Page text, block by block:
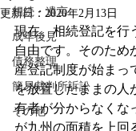
相続・遺言
成年後見
債務整理
簡易裁判所訴訟
その他
更新日： 2020年2月13日
現在、相続登記を行
自由です。そのため
産登記制度が始まっ
を放置したままの人
有者が分からなくな
が九州の面積を上回